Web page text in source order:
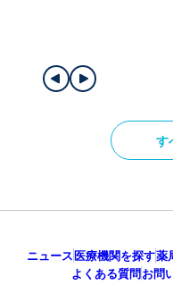
す
ニュース医療機関を探す薬
よくある質問お問